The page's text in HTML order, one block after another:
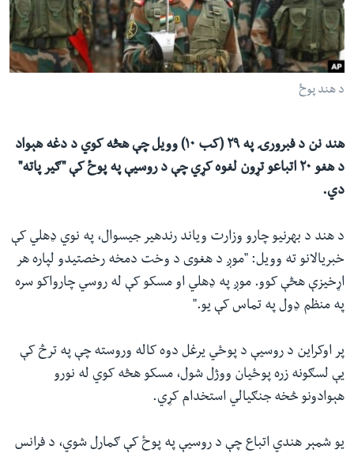
شئ
لټون
ځای
له مونږ سره په تماس کې پاتې شئ
د هند پوځ
هند نن د فبرورۍ په ۲۹ (کب ۱۰) وویل چې هڅه کوي د دغه هېواد
د هغو ۲۰ اتباعو تړون لغوه کړي چې د روسیې په پوځ کې "ګیر پاته"
دي.
د هند د بهرنیو چارو وزارت ویاند رندهیر جیسوال، په نوي ډهلي کې
خبریالانو ته وویل: "موږ د هغوی د وخت دمخه رخصتیدو لپاره هر
اړخیزې هڅې کوو. موږ په ډهلي او مسکو کې له روسي چارواکو سره
په منظم ډول په تماس کې یو."
پر اوکراين د روسیې د پوځي يرغل دوه کاله وروسته چې په ترڅ کې
يې لسګونه زره پوځيان ووژل شول، مسکو هڅه کوي له نورو
هېوادونو څخه جنګيالي استخدام کړي.
یو شمېر هندي اتباع چې د روسیې په پوځ کې ګمارل شوي، د فرانس